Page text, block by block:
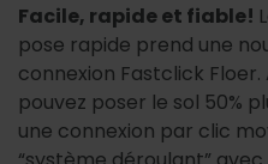
Facile, rapide et fiable!
pose rapide prend une
connexion Fastclick
pouvez poser le sol 50%
une connexion par clic